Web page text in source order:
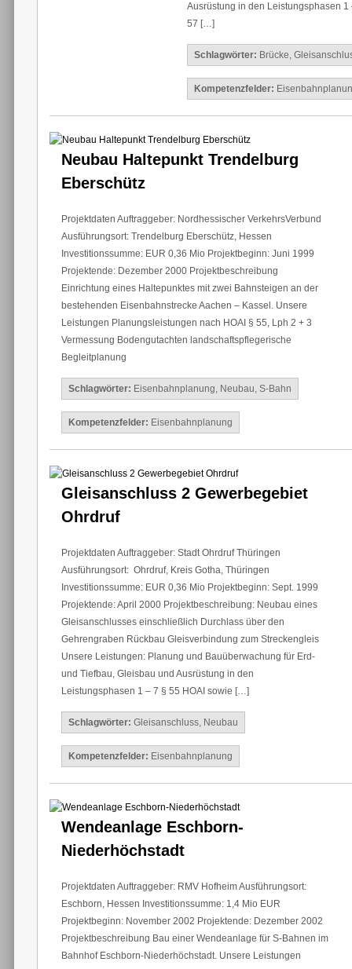
Ausrüstung in den Leistungsphasen 1
57 […]
Schlagwörter: Brücke,
Kompetenzfelder:
Neubau Haltepunkt Trendelburg
Eberschütz
Projektdaten Auftraggeber: Nordhessischer VerkehrsVerbund
Ausführungsort: Trendelburg Eberschütz, Hessen
Investitionssumme: EUR 0,36 Mio Projektbeginn: Juni 1999
Projektende: Dezember 2000 Projektbeschreibung
Einrichtung eines Haltepunktes mit zwei Bahnsteigen an der
bestehenden Eisenbahnstrecke Aachen – Kassel. Unsere
Leistungen Planungsleistungen nach HOAI § 55, Lph 2 + 3
Vermessung Bodengutachten landschaftspflegerische
Begleitplanung
Schlagwörter: Eisenbahnplanung, Neubau, S-Bahn
Kompetenzfelder: Eisenbahnplanung
Gleisanschluss 2 Gewerbegebiet
Ohrdruf
Projektdaten Auftraggeber: Stadt Ohrdruf Thüringen
Ausführungsort: Ohrdruf, Kreis Gotha, Thüringen
Investitionssumme: EUR 0,36 Mio Projektbeginn: Sept. 1999
Projektende: April 2000 Projektbeschreibung: Neubau eines
Gleisanschlusses einschließlich Durchlass über den
Gehrengraben Rückbau Gleisverbindung zum Streckengleis
Unsere Leistungen: Planung und Bauüberwachung für Erd-
und Tiefbau, Gleisbau und Ausrüstung in den
Leistungsphasen 1 – 7 § 55 HOAI sowie […]
Schlagwörter: Gleisanschluss, Neubau
Kompetenzfelder: Eisenbahnplanung
Wendeanlage Eschborn-
Niederhöchstadt
Projektdaten Auftraggeber: RMV Hofheim Ausführungsort:
Eschborn, Hessen Investitionssumme: 1,4 Mio EUR
Projektbeginn: November 2002 Projektende: Dezember 2002
Projektbeschreibung Bau einer Wendeanlage für S-Bahnen im
Bahnhof Eschborn-Niederhöchstadt. Unsere Leistungen